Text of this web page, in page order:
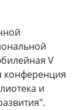
V
конференция
и